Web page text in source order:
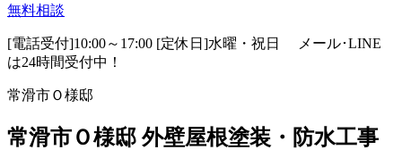
無料相談
[電話受付]10:00～17:00 [定休日]水曜・祝日
メール･LINE
は24時間受付中！
常滑市Ｏ様邸
常滑市Ｏ様邸 外壁屋根塗装・防水工事